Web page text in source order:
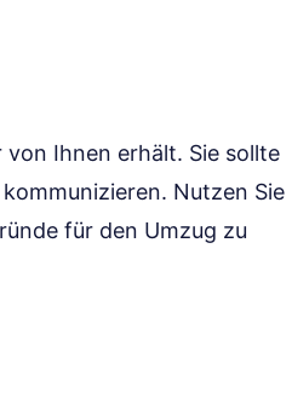
Ihnen erhält. Sie sollte
Nutzen Sie
für den Umzug zu